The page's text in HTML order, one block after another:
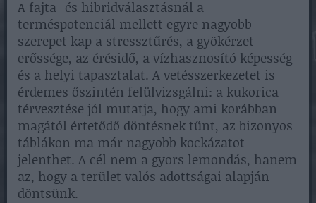
A fajta- és hibridválasztásnál a
terméspotenciál mellett egyre nagyobb
szerepet kap a stressztűrés, a gyökérzet
erőssége, az érésidő, a vízhasznosító képesség
és a helyi tapasztalat. A vetésszerkezetet is
érdemes őszintén felülvizsgálni: a kukorica
térvesztése jól mutatja, hogy ami korábban
magától értetődő döntésnek tűnt, az bizonyos
táblákon ma már nagyobb kockázatot
jelenthet. A cél nem a gyors lemondás, hanem
az, hogy a terület valós adottságai alapján
döntsünk.